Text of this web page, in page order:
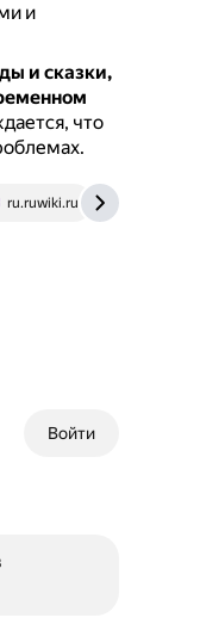
и
и сказки,
что
ru.ruwiki.ru
Войти